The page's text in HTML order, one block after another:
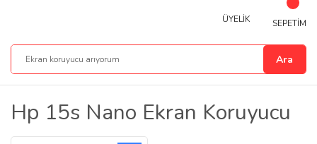
Ara
ÜYELİK SEPETİM
Hp 15s Nano Ekran Koruyucu